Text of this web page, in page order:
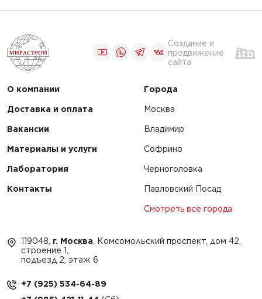
Создание и
продвижение
сайта
О компании
Доставка и оплата
Вакансии
Материалы и услуги
Лаборатория
Контакты
Города
Москва
Владимир
Софрино
Черноголовка
Павловский Посад
Смотреть все города
119048, г. Москва , Комсомольский проспект, дом 42,
строение 1,
подъезд 2, этаж 6
+7 (925) 534-64-89